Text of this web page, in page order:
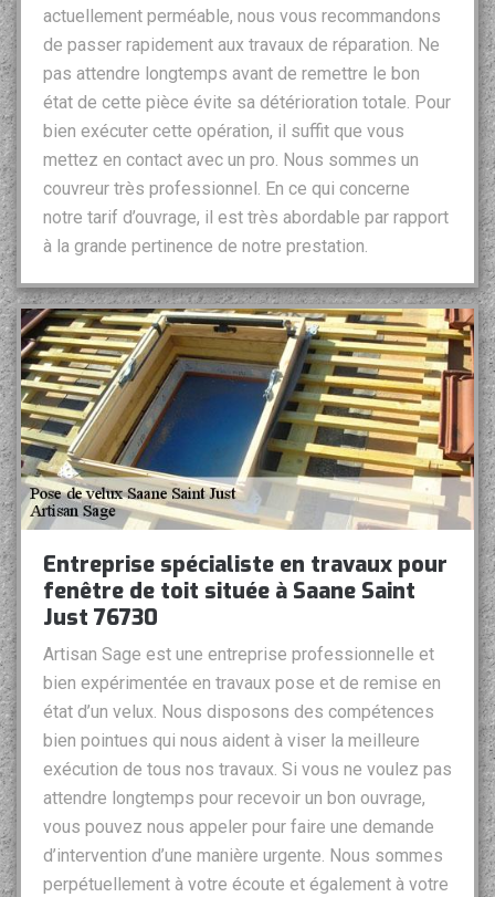
actuellement perméable, nous vous recommandons
de passer rapidement aux travaux de réparation. Ne
pas attendre longtemps avant de remettre le bon
état de cette pièce évite sa détérioration totale. Pour
bien exécuter cette opération, il suffit que vous
mettez en contact avec un pro. Nous sommes un
couvreur très professionnel. En ce qui concerne
notre tarif d’ouvrage, il est très abordable par rapport
à la grande pertinence de notre prestation.
Entreprise spécialiste en travaux pour
fenêtre de toit située à Saane Saint
Just 76730
Artisan Sage est une entreprise professionnelle et
bien expérimentée en travaux pose et de remise en
état d’un velux. Nous disposons des compétences
bien pointues qui nous aident à viser la meilleure
exécution de tous nos travaux. Si vous ne voulez pas
attendre longtemps pour recevoir un bon ouvrage,
vous pouvez nous appeler pour faire une demande
d’intervention d’une manière urgente. Nous sommes
perpétuellement à votre écoute et également à votre